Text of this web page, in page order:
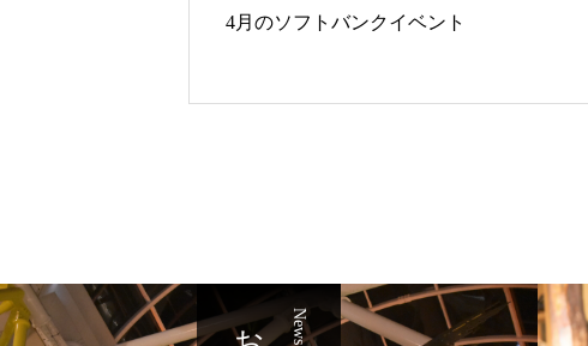
4月のソフトバンクイベント
News